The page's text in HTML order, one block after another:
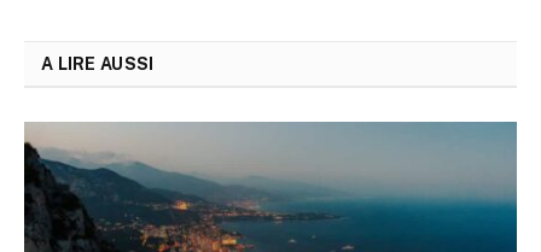
A LIRE AUSSI